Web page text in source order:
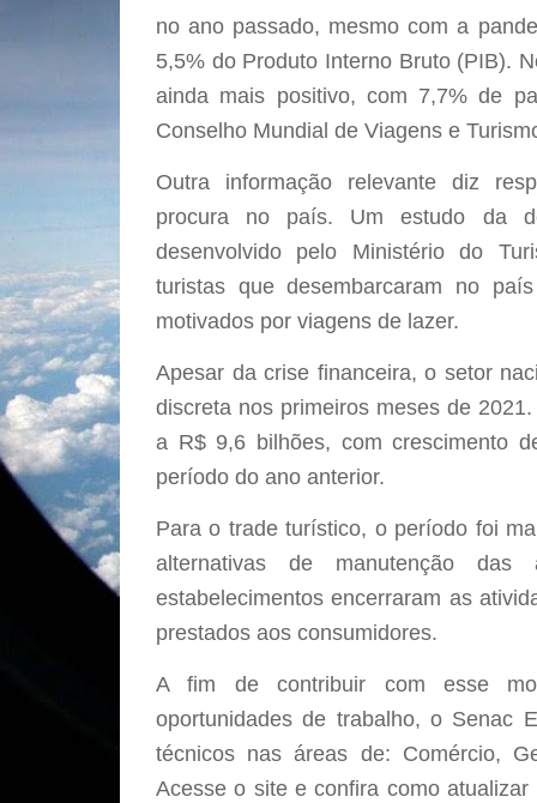
no ano passado, mesmo com a
5,5% do Produto Interno Bruto (PIB).
ainda mais positivo, com 7,7% de
Conselho Mundial de Viagens e
Outra informação relevante diz
procura no país. Um estudo da
desenvolvido pelo Ministério do
turistas que desembarcaram no
motivados por viagens de lazer.
Apesar da crise financeira, o setor
discreta nos primeiros meses de
a R$ 9,6 bilhões, com crescimento
período do ano anterior.
Para o trade turístico, o período foi
alternativas de manutenção das
estabelecimentos encerraram as
prestados aos consumidores.
A fim de contribuir com esse
oportunidades de trabalho, o Senac
técnicos nas áreas de: Comércio,
Acesse o site e confira como